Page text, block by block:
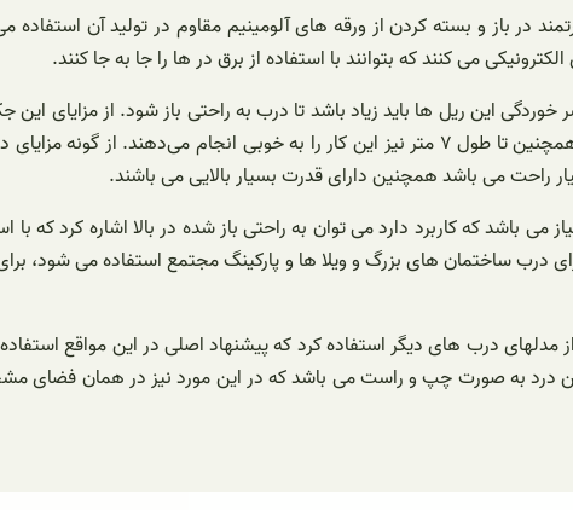
در باز و بسته کردن از ورقه های آلومینیم مقاوم در تولید آن
می کنند که بتوانند با استفاده از برق در ها را جا به جا کنند.
این ریل ها باید زیاد باشد تا درب به راحتی باز شود. از مزایای
استفاده کرد و این درها را به کندی و با سرعت بالایی باز و بسته همچنین تا طول ۷ متر
می باشد همچنین دارای قدرت بسیار بالایی می باشند.
که کاربرد دارد می توان به راحتی باز شده در بالا اشاره کرد که با
درب ساختمان های بزرگ و ویلا ها و پارکینگ مجتمع استفاده می شود،
درب های دیگر استفاده کرد که پیشنهاد اصلی در این مواقع
درد به صورت چپ و راست می باشد که در این مورد نیز در همان فضای